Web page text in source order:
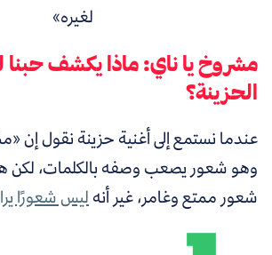
لغيره»
مشروخ يا ناي: ماذا يكشف حبنا
الحزينة؟
عندما نستمع إلى أغنية حزينة نقول إن
وهو شعور يصعب وصفه بالكلمات، لكن
شعور ممتع وغامر، غير أنهليس شعورًا